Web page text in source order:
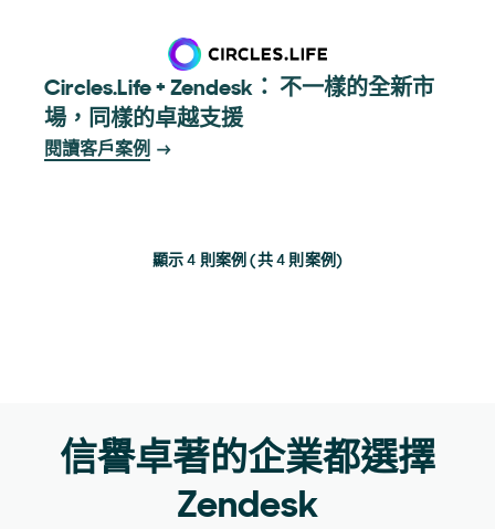
Circles.Life + Zendesk： 不一樣的全新市
場，同樣的卓越支援
閱讀客戶案例
顯示 4 則案例 (共 4 則案例)
信譽卓著的企業都選擇
Zendesk